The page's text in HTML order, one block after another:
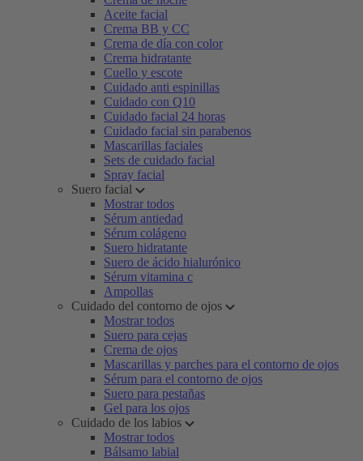
Aceite facial
Crema BB y CC
Crema de día con color
Crema hidratante
Cuello y escote
Cuidado anti espinillas
Cuidado con Q10
Cuidado facial 24 horas
Cuidado facial sin parabenos
Mascarillas faciales
Sets de cuidado facial
Spray facial
Suero facial
Mostrar todos
Sérum antiedad
Sérum colágeno
Suero hidratante
Suero de ácido hialurónico
Sérum vitamina c
Ampollas
Cuidado del contorno de ojos
Mostrar todos
Suero para cejas
Crema de ojos
Mascarillas y parches para el contorno de ojos
Sérum para el contorno de ojos
Suero para pestañas
Gel para los ojos
Cuidado de los labios
Mostrar todos
Bálsamo labial